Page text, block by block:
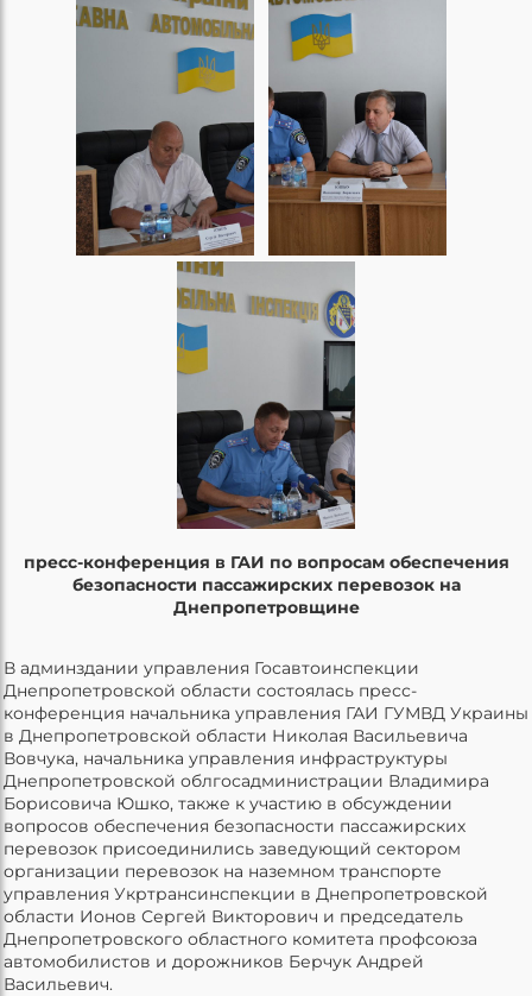
пресс-конференция в ГАИ по вопросам обеспечения
безопасности пассажирских перевозок на
Днепропетровщине
В админздании управления Госавтоинспекции
Днепропетровской области состоялась пресс-
конференция начальника управления ГАИ ГУМВД Украины
в Днепропетровской области Николая Васильевича
Вовчука, начальника управления инфраструктуры
Днепропетровской облгосадминистрации Владимира
Борисовича Юшко, также к участию в обсуждении
вопросов обеспечения безопасности пассажирских
перевозок присоединились заведующий сектором
организации перевозок на наземном транспорте
управления Укртрансинспекции в Днепропетровской
области Ионов Сергей Викторович и председатель
Днепропетровского областного комитета профсоюза
автомобилистов и дорожников Берчук Андрей
Васильевич.